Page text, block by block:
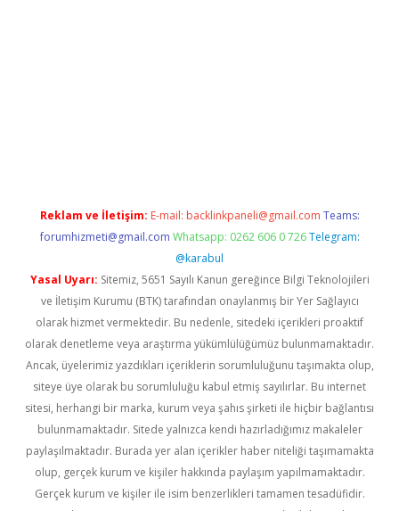
Reklam ve İletişim: E-mail: backlinkpaneli@gmail.com Teams:
forumhizmeti@gmail.com Whatsapp: 0262 606 0 726 Telegram:
@karabul
Yasal Uyarı: Sitemiz, 5651 Sayılı Kanun gereğince Bilgi Teknolojileri
ve İletişim Kurumu (BTK) tarafından onaylanmış bir Yer Sağlayıcı
olarak hizmet vermektedir. Bu nedenle, sitedeki içerikleri proaktif
olarak denetleme veya araştırma yükümlülüğümüz bulunmamaktadır.
Ancak, üyelerimiz yazdıkları içeriklerin sorumluluğunu taşımakta olup,
siteye üye olarak bu sorumluluğu kabul etmiş sayılırlar. Bu internet
sitesi, herhangi bir marka, kurum veya şahıs şirketi ile hiçbir bağlantısı
bulunmamaktadır. Sitede yalnızca kendi hazırladığımız makaleler
paylaşılmaktadır. Burada yer alan içerikler haber niteliği taşımamakta
olup, gerçek kurum ve kişiler hakkında paylaşım yapılmamaktadır.
Gerçek kurum ve kişiler ile isim benzerlikleri tamamen tesadüfidir.